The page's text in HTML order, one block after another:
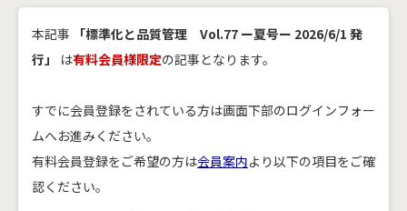
本記事
「標準化と品質管理 Vol.77 ー夏号ー 2026/6/1 発
行」
は有料会員様限定の記事となります。
すでに会員登録をされている方は画面下部のログインフォー
ムへお進みください。
有料会員登録をご希望の方は会員案内より以下の項目をご確
認ください。